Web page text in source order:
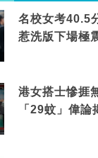
名校女考40.5
惹洗版下場極
港女搭士慘捱
「29蚊」偉論